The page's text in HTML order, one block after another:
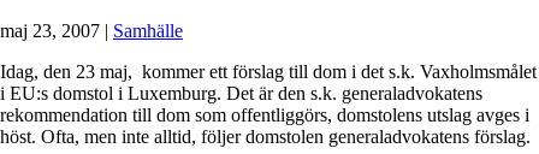
maj 23, 2007 | Samhälle
Idag, den 23 maj, kommer ett förslag till dom i det s.k. Vaxholmsmålet
i EU:s domstol i Luxemburg. Det är den s.k. generaladvokatens
rekommendation till dom som offentliggörs, domstolens utslag avges i
höst. Ofta, men inte alltid, följer domstolen generaladvokatens förslag.